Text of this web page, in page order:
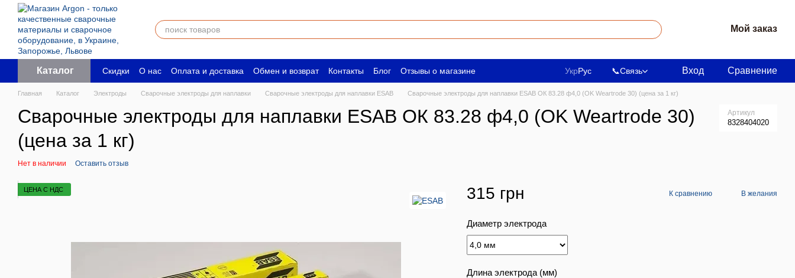
Перейти к основному контенту
Мой заказ
Каталог Скидки О нас Оплата и доставка Обмен и возврат Контакты Блог
Отзывы о магазине
Пользовательское соглашение
Юридическим лицам Вакансии
УкрРус 📞Связь Вход Сравнение
Главная Каталог Электроды Сварочные электроды для наплавки Сварочные электроды для наплавки ESAB Сварочные электроды для наплавки ESAB ОК 83.28 ф4,0 (OK Weartrode 30) (цена за 1 кг)
Сварочные электроды для наплавки ESAB ОК 83.28 ф4,0 (OK Weartrode 30)
(цена за 1 кг)
Артикул
8328404020
Нет в наличии Оставить отзыв
ЦЕНА С НДС 315 грн К сравнению В желания
Диаметр электрода
Длина электрода (мм)